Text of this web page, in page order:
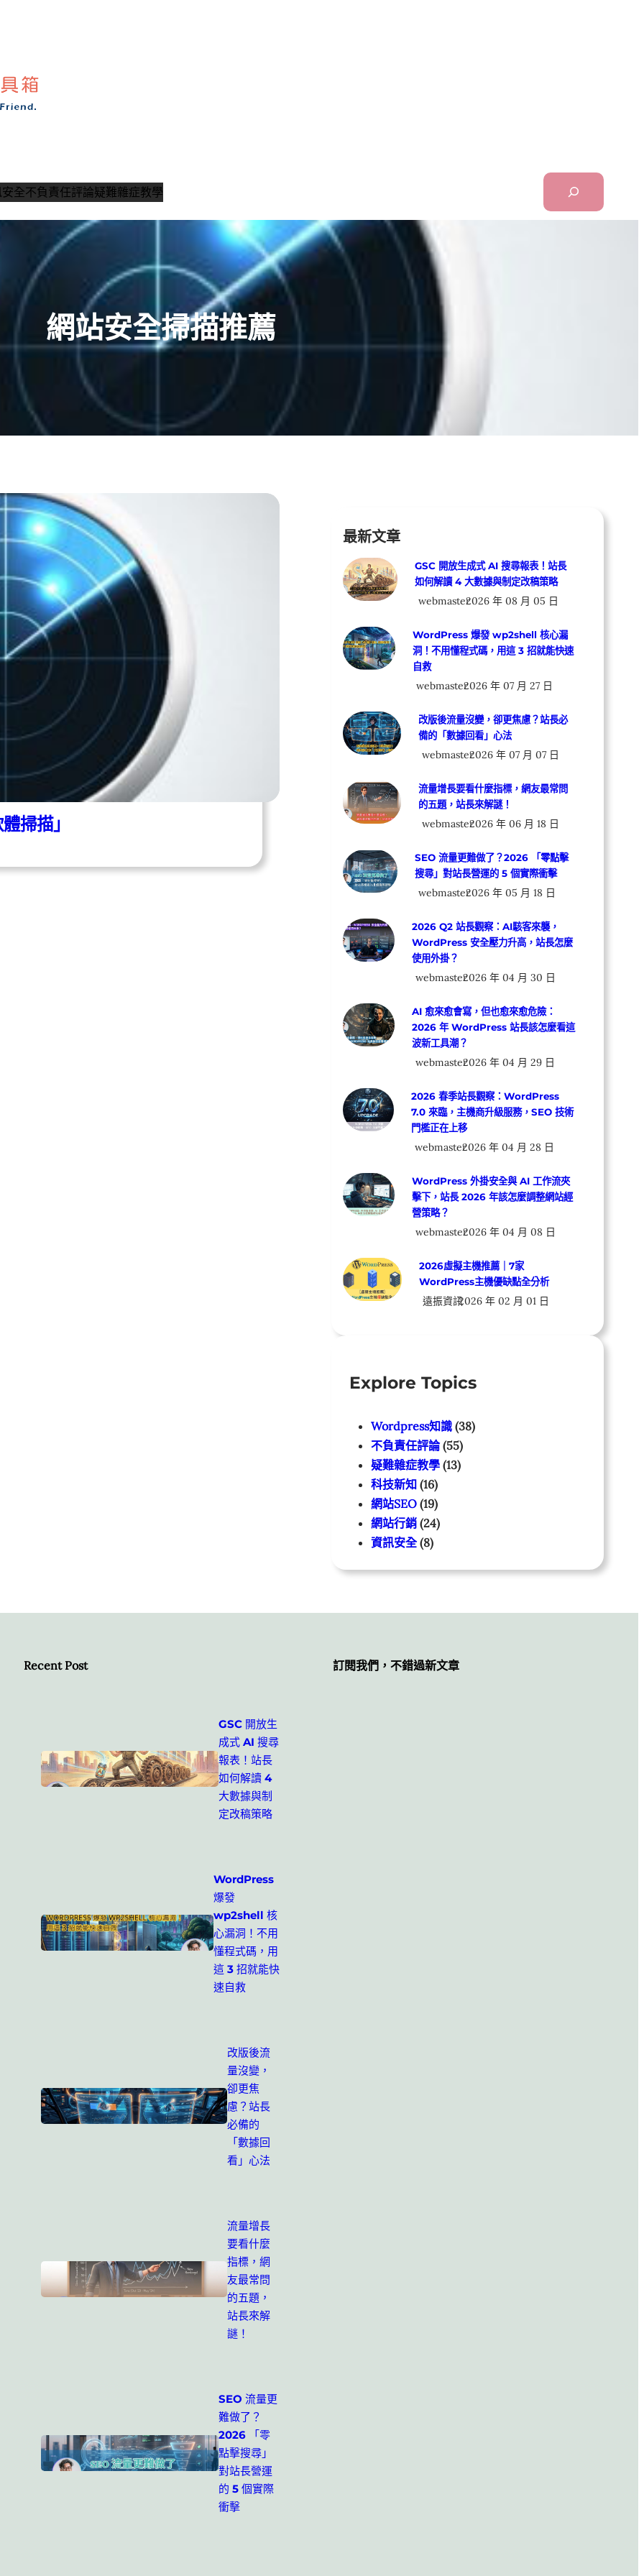
全不負責任評論疑難雜症教學
Search
網站安全掃描推薦
掃描」
最新文章
GSC 開放生成式 AI 搜尋報表！站長
如何解讀 4 大數據與制定改稿策略
webmaster2026 年 08 月 05 日
WordPress 爆發 wp2shell 核心漏
洞！不用懂程式碼，用這 3 招就能快速
自救
webmaster2026 年 07 月 27 日
改版後流量沒變，卻更焦慮？站長必
備的「數據回看」心法
webmaster2026 年 07 月 07 日
流量增長要看什麼指標，網友最常問
的五題，站長來解謎！
webmaster2026 年 06 月 18 日
SEO 流量更難做了？2026 「零點擊
搜尋」對站長營運的 5 個實際衝擊
webmaster2026 年 05 月 18 日
2026 Q2 站長觀察：AI駭客來襲，
WordPress 安全壓力升高，站長怎麼
使用外掛？
webmaster2026 年 04 月 30 日
AI 愈來愈會寫，但也愈來愈危險：
2026 年 WordPress 站長該怎麼看這
波新工具潮？
webmaster2026 年 04 月 29 日
2026 春季站長觀察：WordPress
7.0 來臨，主機商升級服務，SEO 技術
門檻正在上移
webmaster2026 年 04 月 28 日
WordPress 外掛安全與 AI 工作流夾
擊下，站長 2026 年該怎麼調整網站經
營策略？
webmaster2026 年 04 月 08 日
2026虛擬主機推薦｜7家
WordPress主機優缺點全分析
遠振資訊2026 年 02 月 01 日
Explore Topics
Wordpress知識 (38)
不負責任評論(55)
疑難雜症教學 (13)
科技新知 (16)
網站SEO (19)
網站行銷 (24)
資訊安全(8)
Recent Post
GSC 開放生
成式 AI 搜尋
報表！站長
如何解讀 4
大數據與制
定改稿策略
WordPress
爆發
wp2shell 核
心漏洞！不用
懂程式碼，用
這 3 招就能快
速自救
改版後流
量沒變，
卻更焦
慮？站長
必備的
「數據回
看」心法
流量增長
要看什麼
指標，網
友最常問
的五題，
站長來解
謎！
SEO 流量更
難做了？
2026 「零
點擊搜尋」
對站長營運
的 5 個實際
衝擊
訂閱我們，不錯過新文章